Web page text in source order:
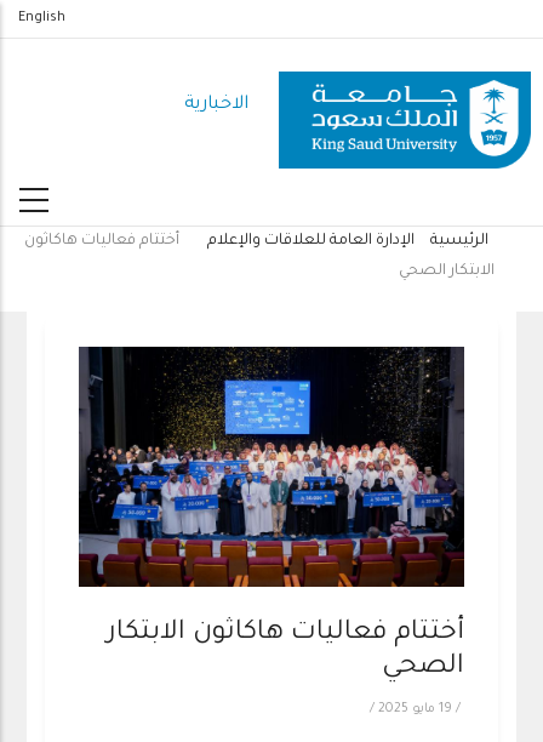
المحتوى
الرئيسي
English
الاخبارية
مسار
الرئيسية الإدارة العامة للعلاقات والإعلام
أختتام فعاليات هاكاثون
الابتكار الصحي
أختتام فعاليات هاكاثون الابتكار
الصحي
/ 19 مايو 2025 /